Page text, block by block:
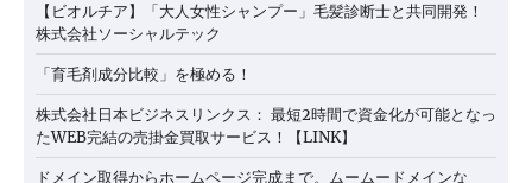
【ビオルチア】「大人女性シャンプー」毛髪診断士と共同開発！
株式会社ソーシャルテック
「育毛剤成分比較」を極める！
株式会社日本ビジネスリンクス： 最短2時間で資金化が可能となっ
たWEB完結の売掛金買取サービス！【LINK】
ドメイン取得からホームページ完成まで。ムームードメインな